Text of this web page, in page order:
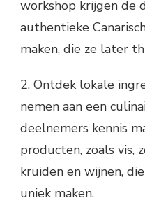
workshop krijgen de
authentieke
maken, die ze later
2. Ontdek lokale
nemen aan een
deelnemers kennis
producten, zoals vis,
kruiden en wijnen,
uniek maken.